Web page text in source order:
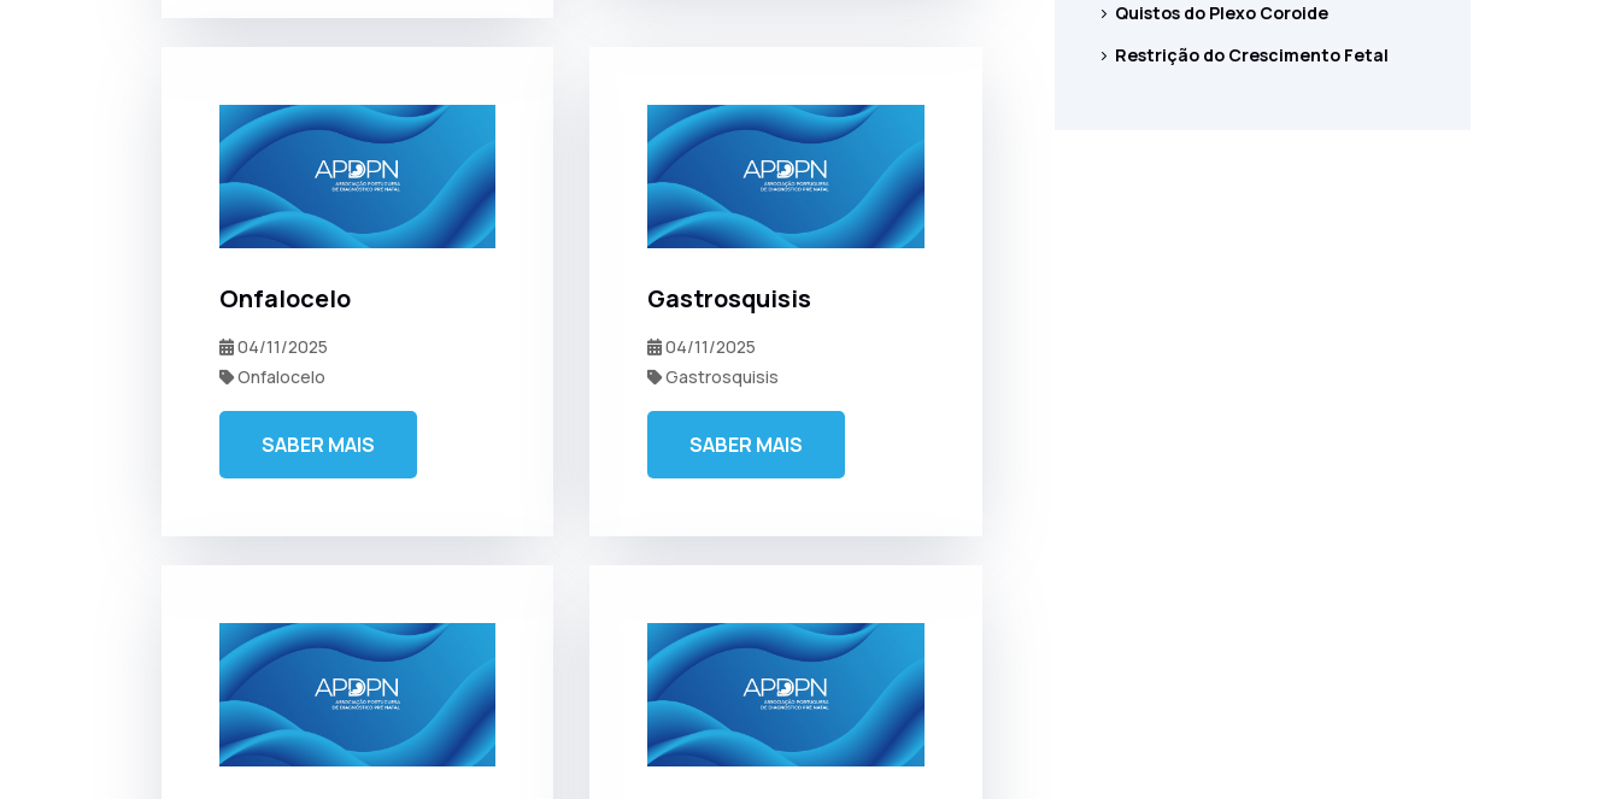
Onfalocelo
04/11/2025
Onfalocelo
SABER MAIS
Gastrosquisis
04/11/2025
Gastrosquisis
SABER MAIS
Quistos do Plexo Coroide
Restrição do Crescimento Fetal